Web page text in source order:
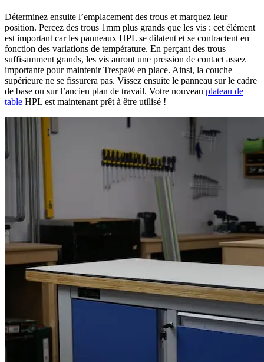
Déterminez ensuite l’emplacement des trous et marquez leur
position. Percez des trous 1mm plus grands que les vis : cet élément
est important car les panneaux HPL se dilatent et se contractent en
fonction des variations de température. En perçant des trous
suffisamment grands, les vis auront une pression de contact assez
importante pour maintenir Trespa® en place. Ainsi, la couche
supérieure ne se fissurera pas. Vissez ensuite le panneau sur le cadre
de base ou sur l’ancien plan de travail. Votre nouveau plateau de
table HPL est maintenant prêt à être utilisé !